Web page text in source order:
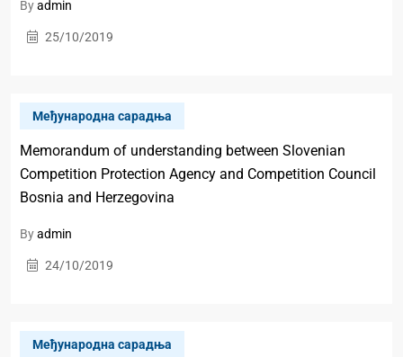
Byadmin
25/10/2019
Mеђународна сарадња
Memorandum of understanding between Slovenian
Competition Protection Agency and Competition Council
Bosnia and Herzegovina
Byadmin
24/10/2019
Mеђународна сарадња